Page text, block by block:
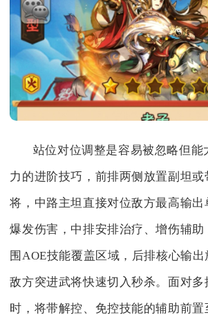
站位对位调整是容易被忽略但能
力的进阶技巧，前排两侧放置副坦
将，中路主坦直接对位敌方最高输
爆发伤害，中排安排治疗、增伤辅
围AOE技能覆盖区域，后排核心输
敌方突进武将快速切入秒杀。面对多
时，将带解控、免控技能的辅助前置